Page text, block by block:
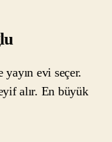
evi seçer.
alır. En büyük